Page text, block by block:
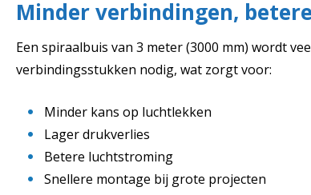
Minder verbindingen,
Een spiraalbuis van 3 meter (3000 mm) wordt
verbindingsstukken nodig, wat zorgt voor:
Minder kans op luchtlekken
Lager drukverlies
Betere luchtstroming
Snellere montage bij grote projecten